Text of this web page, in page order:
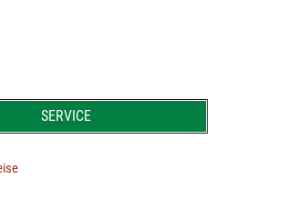
SERVICE